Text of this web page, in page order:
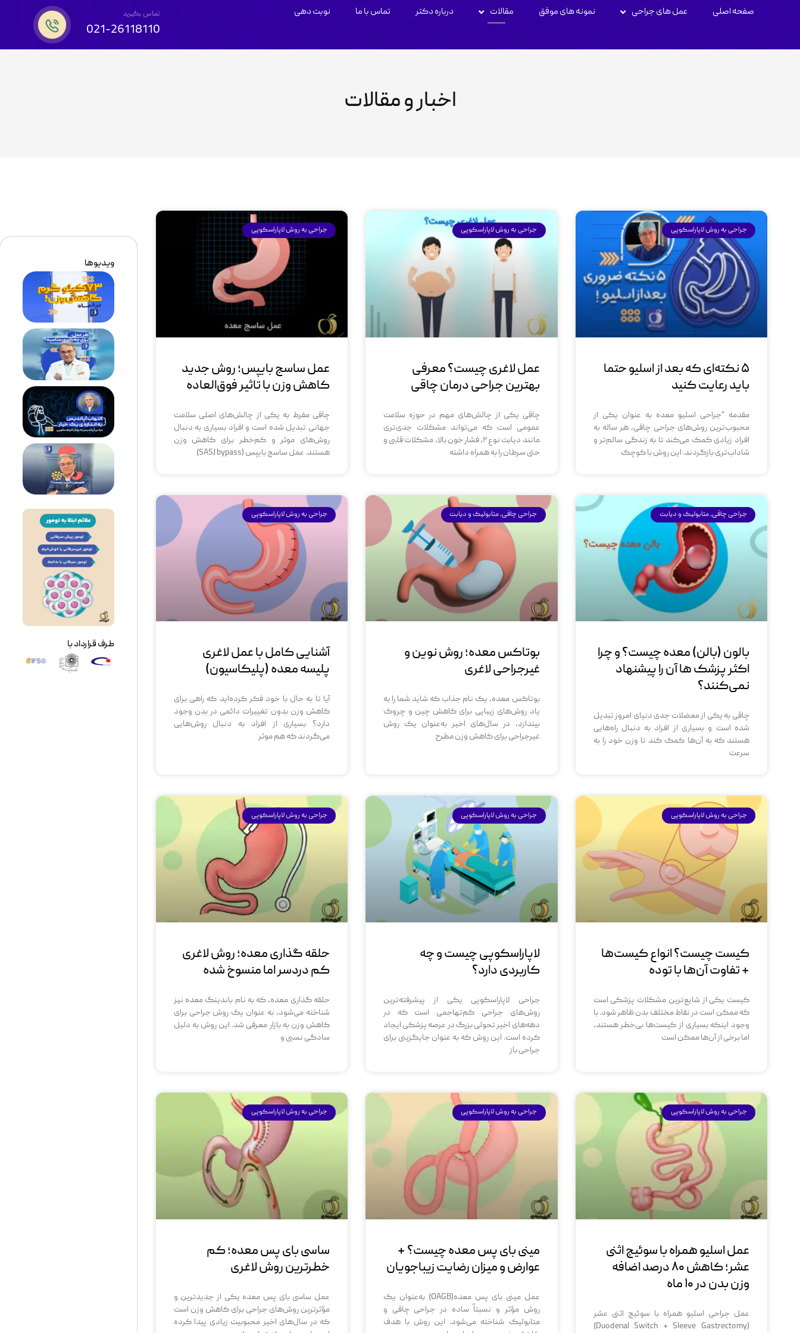
صفحه اصلی عمل های جراحی نمونه های موفق مقالات درباره دکتر تماس با ما نوبت دهی تماس بگیرید
021-26118110
اخبار و مقالات
جراحی به روش لاپاراسکوپی
۵ نکته‌ای که بعد از اسلیو حتما
باید رعایت کنید
مقدمه “جراحی اسلیو معده به عنوان یکی از
محبوب‌ترین روش‌های جراحی چاقی، هر ساله به
افراد زیادی کمک می‌کند تا به زندگی سالم‌تر و
شاداب‌تری بازگردند. این روش با کوچک
جراحی به روش لاپاراسکوپی
عمل لاغری چیست؟ معرفی
بهترین جراحی درمان چاقی
چاقی یکی از چالش‌های مهم در حوزه سلامت
عمومی است که می‌تواند مشکلات جدی‌تری
مانند دیابت نوع ۲، فشار خون بالا، مشکلات قلبی و
حتی سرطان را به همراه داشته
جراحی به روش لاپاراسکوپی
عمل ساسج بایپس؛ روش جدید
کاهش وزن با تاثیر فوق‌العاده
چاقی مفرط به یکی از چالش‌های اصلی سلامت
جهانی تبدیل شده است و افراد بسیاری به دنبال
روش‌های موثر و کم‌خطر برای کاهش وزن
هستند. عمل ساسج بایپس (SASJ bypass)
جراحی چاقی، متابولیک و دیابت
بالون (بالن) معده چیست؟ و چرا
اکثر پزشک ها آن را پیشنهاد
نمی‌کنند؟
چاقی به یکی از معضلات جدی دنیای امروز تبدیل
شده است و بسیاری از افراد به دنبال راه‌هایی
هستند که به آن‌ها کمک کند تا وزن خود را به
سرعت
جراحی چاقی، متابولیک و دیابت
بوتاکس معده؛ روش نوین و
غیرجراحی لاغری
بوتاکس معده، یک نام جذاب که شاید شما را به
یاد روش‌های زیبایی برای کاهش چین و چروک
بیندازد، در سال‌های اخیر به‌عنوان یک روش
غیرجراحی برای کاهش وزن مطرح
جراحی به روش لاپاراسکوپی
آشنایی کامل با عمل لاغری
پلیسه معده (پلیکاسیون)
آیا تا به حال با خود فکر کرده‌اید که راهی برای
کاهش وزن بدون تغییرات دائمی در بدن وجود
دارد؟ بسیاری از افراد به دنبال روش‌هایی
می‌گردند که هم موثر
جراحی به روش لاپاراسکوپی
کیست چیست؟ انواع کیست‌ها
+ تفاوت آن‌ها با توده
کیست‌ یکی از شایع‌ترین مشکلات پزشکی است
که ممکن است در نقاط مختلف بدن ظاهر شود. با
وجود اینکه بسیاری از کیست‌ها بی‌خطر هستند،
اما برخی از آن‌ها ممکن است
جراحی به روش لاپاراسکوپی
لاپاراسکوپی چیست و چه
کاربردی دارد؟
جراحی لاپاراسکوپی یکی از پیشرفته‌ترین
روش‌های جراحی کم‌تهاجمی است که در
دهه‌های اخیر تحولی بزرگ در عرصه پزشکی ایجاد
کرده است. این روش که به عنوان جایگزینی برای
جراحی باز
جراحی به روش لاپاراسکوپی
حلقه گذاری معده؛ روش لاغری
کم دردسر اما منسوخ شده
حلقه گذاری معده، که به نام باندینگ معده نیز
شناخته می‌شود، به عنوان یک روش جراحی برای
کاهش وزن به بازار معرفی شد. این روش به دلیل
سادگی نسبی و
جراحی به روش لاپاراسکوپی
عمل اسلیو همراه با سوئیچ اثنی
عشر؛ کاهش ۸۰ درصد اضافه
وزن بدن در ۱۰ ماه
عمل جراحی اسلیو همراه با سوئیچ اثنی عشر
(Duodenal Switch + Sleeve Gastrectomy)
جراحی به روش لاپاراسکوپی
مینی بای پس معده چیست؟ +
عوارض و میزان رضایت زیباجویان
عمل مینی بای پس معده(OAGB) به‌عنوان یک
روش مؤثر و نسبتاً ساده در جراحی چاقی و
متابولیک شناخته می‌شود. این روش با هدف
جراحی به روش لاپاراسکوپی
ساسی بای پس معده؛ کم
خطرترین روش لاغری
عمل ساسی بای پس معده یکی از جدیدترین و
مؤثرترین روش‌های جراحی برای کاهش وزن است
که در سال‌های اخیر محبوبیت زیادی پیدا کرده
ویدیوها
طرف قرارداد با